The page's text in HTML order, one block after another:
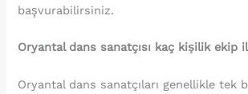
başvurabilirsiniz.
Oryantal dans sanatçısı kaç kişilik ekip
Oryantal dans sanatçıları genellikle tek